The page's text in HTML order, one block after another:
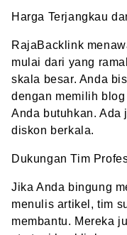
Harga Terjangkau
RajaBacklink
mulai dari yang
skala besar. Anda
dengan memilih
Anda butuhkan. Ada
diskon berkala.
Dukungan Tim
Jika Anda bingung
menulis artikel, tim
membantu. Mereka